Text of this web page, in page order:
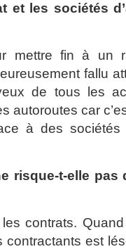
et les sociétés
mettre fin à un
fallu
de tous les
autoroutes car
à des
risque-t-elle pas
contrats.
est